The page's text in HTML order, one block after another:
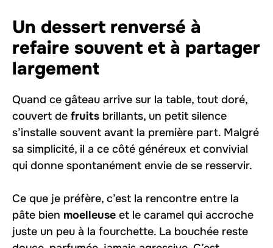
Un dessert renversé à
refaire souvent et à partager
largement
Quand ce gâteau arrive sur la table, tout doré,
couvert de fruits brillants, un petit silence
s’installe souvent avant la première part. Malgré
sa simplicité, il a ce côté généreux et convivial
qui donne spontanément envie de se resservir.
Ce que je préfère, c’est la rencontre entre la
pâte bien moelleuse et le caramel qui accroche
juste un peu à la fourchette. La bouchée reste